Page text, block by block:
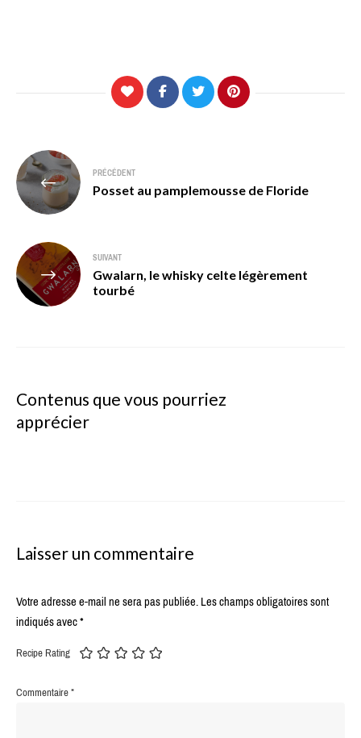
Navigation
de
l’article
PRÉCÉDENT
Posset au pamplemousse de Floride
SUIVANT
Gwalarn, le whisky celte légèrement
tourbé
Contenus que vous pourriez
apprécier
Laisser un commentaire
Votre adresse e-mail ne sera pas publiée.Les champs obligatoires sont
indiqués avec*
Recipe Rating
Commentaire*